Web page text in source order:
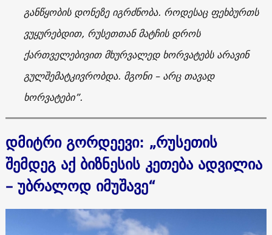
განწყობის დონეზე იგრძნობა. როდესაც ფეხბურთს
ვუყურებდით, რუსეთთან მატჩის დროს
ქართველებივით მხურვალედ ხორვატებს არავინ
გულშემატკივრობდა. მგონი – არც თავად
ხორვატები”.
დმიტრი გორდეევი: „რუსეთის
შემდეგ აქ ბიზნესის კეთება ადვილია
– უბრალოდ იმუშავე“